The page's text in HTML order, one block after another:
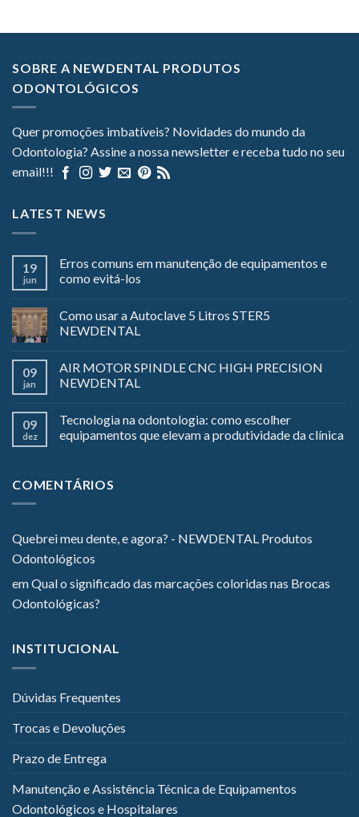
SOBRE A NEWDENTAL PRODUTOS
ODONTOLÓGICOS
Quer promoções imbatíveis? Novidades do mundo da
Odontologia? Assine a nossa newsletter e receba tudo no seu
email!!!
LATEST NEWS
19
jun
Erros comuns em manutenção de equipamentos e
como evitá-los
Como usar a Autoclave 5 Litros STER5
NEWDENTAL
09
jan
AIR MOTOR SPINDLE CNC HIGH PRECISION
NEWDENTAL
09
dez
Tecnologia na odontologia: como escolher
equipamentos que elevam a produtividade da clínica
COMENTÁRIOS
Quebrei meu dente, e agora? - NEWDENTAL Produtos
Odontológicos
emQual o significado das marcações coloridas nas Brocas
Odontológicas?
INSTITUCIONAL
Dúvidas Frequentes
Trocas e Devoluções
Prazo de Entrega
Manutenção e Assistência Técnica de Equipamentos
Odontológicos e Hospitalares